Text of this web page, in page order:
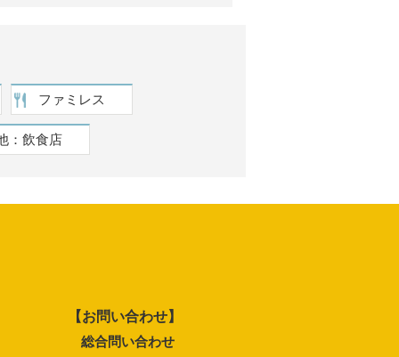
ファミレス
：飲食店
【お問い合わせ】
総合問い合わせ